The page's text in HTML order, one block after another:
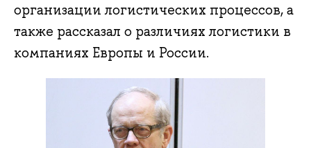
организации логистических процессов, а
также рассказал о различиях логистики в
компаниях Европы и России.